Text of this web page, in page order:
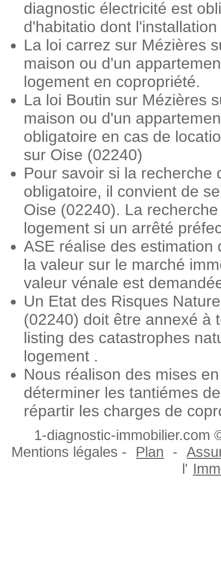
diagnostic électricité est
d'habitatio dont
La loi carrez sur Mézières
maison ou d'un
logement en copropriété.
La loi Boutin sur Mézières
maison ou d'un
obligatoire en cas de
sur Oise (02240)
Pour savoir si la recherche
obligatoire, il convient de
Oise (02240). La
logement si un arrêté
ASE réalise des
la valeur sur le marché
valeur vénale est
Un Etat des Risques
(02240) doit être annexé à
listing des catastrophes
logement .
Nous réalison des mises
déterminer les tantiémes
répartir les charges de
1-diagnostic-immobilier.com
Mentions légales -
Plan -
l'